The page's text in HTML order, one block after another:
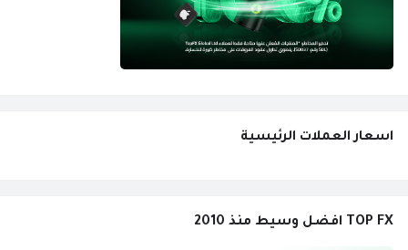
اسعار العملات الرئيسية
TOP FX افضل وسيط منذ 2010